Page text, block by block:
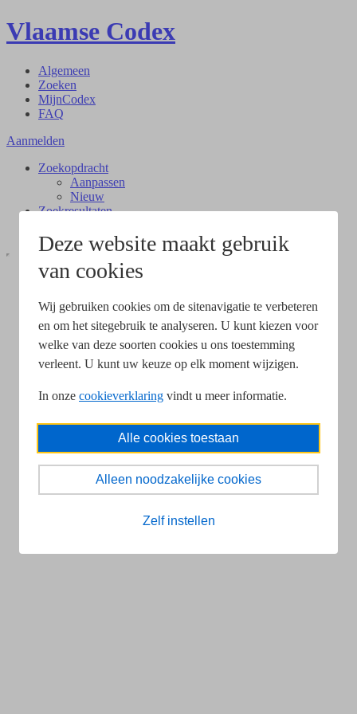
Deze website maakt gebruik
van cookies
Wij gebruiken cookies om de sitenavigatie te verbeteren
en om het sitegebruik te analyseren. U kunt kiezen voor
welke van deze soorten cookies u ons toestemming
verleent. U kunt uw keuze op elk moment wijzigen.
In onze cookieverklaring vindt u meer informatie.
Alle cookies toestaan
Alleen noodzakelijke cookies
Zelf instellen
Vlaamse Codex
Algemeen
Zoeken
MijnCodex
FAQ
Aanmelden
Zoekopdracht
Aanpassen
Nieuw
Zoekresultaten